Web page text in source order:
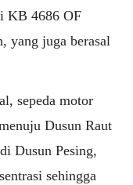
KB 4686 OF
yang juga berasal
sepeda motor
Dusun Raut
Dusun Pesing,
sehingga